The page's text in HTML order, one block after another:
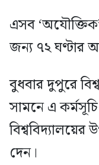
এসব
জন্য ৭২ ঘণ্টার
বুধবার দুপুরে
সামনে এ
বিশ্ববিদ্যালয়ের
দেন।